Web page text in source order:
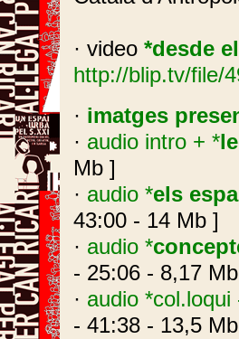
· video *desde
http://blip.tv/file/
· imatges
· audio intro + *
Mb ]
· audio *els
43:00 - 14 Mb ]
· audio *
- 25:06 - 8,17
· audio
- 41:38 - 13,5